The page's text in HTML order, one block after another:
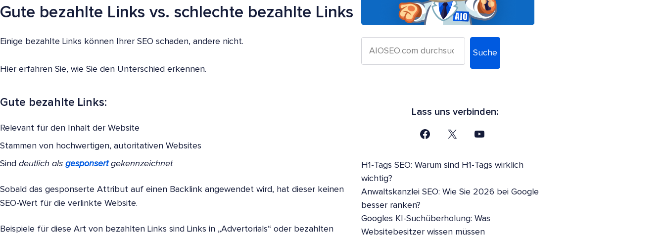
Gute bezahlte Links vs. schlechte bezahlte Links
Einige bezahlte Links können Ihrer SEO schaden, andere nicht.
Hier erfahren Sie, wie Sie den Unterschied erkennen.
Gute bezahlte Links:
Relevant für den Inhalt der Website
Stammen von hochwertigen, autoritativen Websites
Sind deutlich als gesponsertgekennzeichnet
Sobald das gesponserte Attribut auf einen Backlink angewendet wird, hat dieser keinen
SEO-Wert für die verlinkte Website.
Beispiele für diese Art von bezahlten Links sind Links in „Advertorials“ oder bezahlten
Suche
Lass uns verbinden:
H1-Tags SEO: Warum sind H1-Tags wirklich
wichtig?
Anwaltskanzlei SEO: Wie Sie 2026 bei Google
besser ranken?
Googles KI-Suchüberholung: Was
Websitebesitzer wissen müssen